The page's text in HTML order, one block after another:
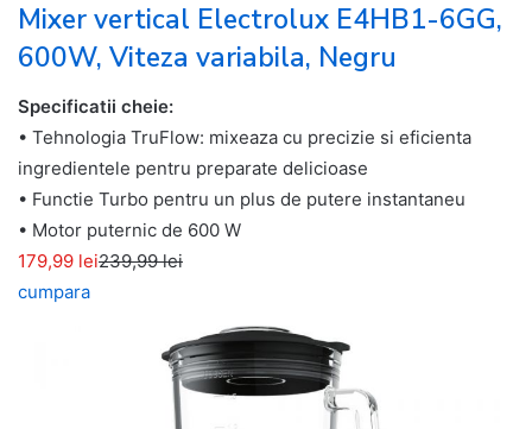
Mixer vertical Electrolux E4HB1-6GG,
600W, Viteza variabila, Negru
Specificatii cheie:
• Tehnologia TruFlow: mixeaza cu precizie si eficienta
ingredientele pentru preparate delicioase
• Functie Turbo pentru un plus de putere instantaneu
• Motor puternic de 600 W
179,99 lei239,99 lei
cumpara